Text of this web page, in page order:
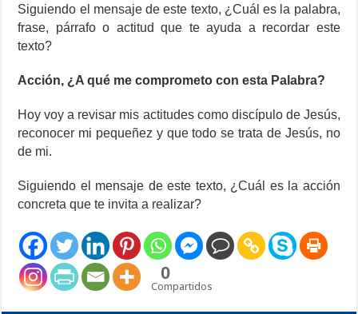
Siguiendo el mensaje de este texto, ¿Cuál es la palabra,
frase, párrafo o actitud que te ayuda a recordar este
texto?
Acción, ¿A qué me comprometo con esta Palabra?
Hoy voy a revisar mis actitudes como discípulo de Jesús,
reconocer mi pequeñez y que todo se trata de Jesús, no
de mi.
Siguiendo el mensaje de este texto, ¿Cuál es la acción
concreta que te invita a realizar?
0
Compartidos